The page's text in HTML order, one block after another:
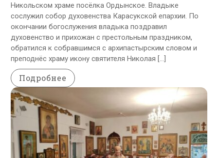
Никольском храме посёлка Ордынское. Владыке
сослужил собор духовенства Карасукской епархии. По
окончании богослужения владыка поздравил
духовенство и прихожан с престольным праздником,
обратился к собравшимся с архипастырским словом и
преподнёс храму икону святителя Николая […]
Подробнее